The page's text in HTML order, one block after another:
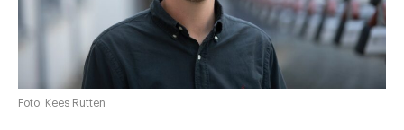
Foto: Kees Rutten